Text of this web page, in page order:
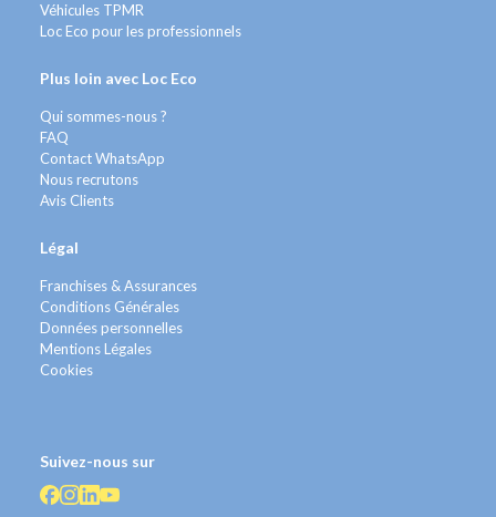
Véhicules TPMR
Loc Eco pour les professionnels
Plus loin avec Loc Eco
Qui sommes-nous ?
FAQ
Contact WhatsApp
Nous recrutons
Avis Clients
Légal
Franchises & Assurances
Conditions Générales
Données personnelles
Mentions Légales
Cookies
Suivez-nous sur